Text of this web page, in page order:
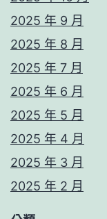
2025 年 9 月
2025 年 8 月
2025 年 7 月
2025 年 6 月
2025 年 5 月
2025 年 4 月
2025 年 3 月
2025 年 2 月